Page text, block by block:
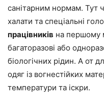
санітарним нормам. Тут
халати та спеціальні
працівників на першому
багаторазові або
біологічних рідин. А от
одяг із вогнестійких
температури та іскри.